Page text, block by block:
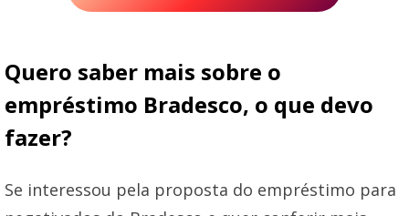
Quero saber mais sobre o
empréstimo Bradesco, o que devo
fazer?
Se interessou pela proposta do empréstimo para